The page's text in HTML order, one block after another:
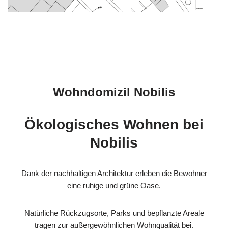
Wohndomizil Nobilis
Ökologisches Wohnen bei
Nobilis
Dank der nachhaltigen Architektur erleben die Bewohner
eine ruhige und grüne Oase.
Natürliche Rückzugsorte, Parks und bepflanzte Areale
tragen zur außergewöhnlichen Wohnqualität bei.